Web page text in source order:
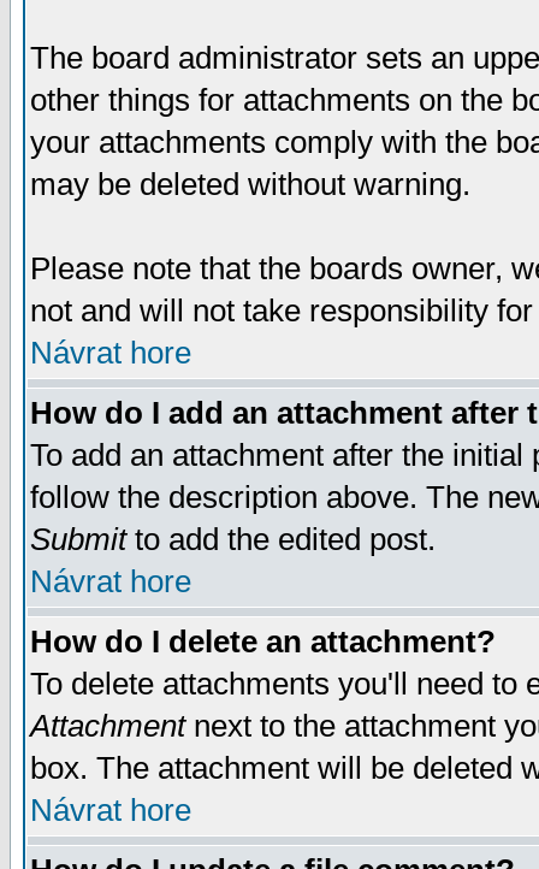
The board administrator sets an
other things for attachments on the
your attachments comply with the
may be deleted without warning.
Please note that the boards owner,
not and will not take responsibility
Návrat hore
How do I add an attachment after
To add an attachment after the
follow the description above. The
Submitto add the edited post.
Návrat hore
How do I delete an attachment?
To delete attachments you'll need
Attachmentnext to the attachment
box. The attachment will be deleted
Návrat hore